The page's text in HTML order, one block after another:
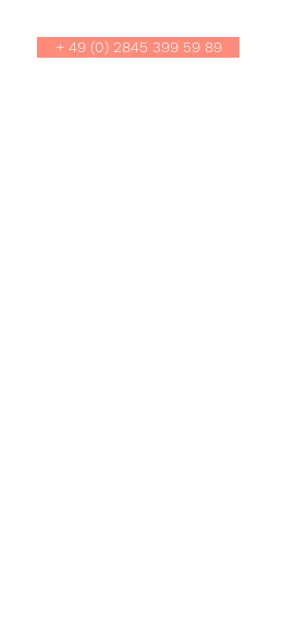
+ 49 (0) 2845 399 59 89